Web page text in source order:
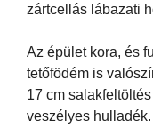
zártcellás lábazati
Az épület kora, és
tetőfödém is
17 cm
veszélyes